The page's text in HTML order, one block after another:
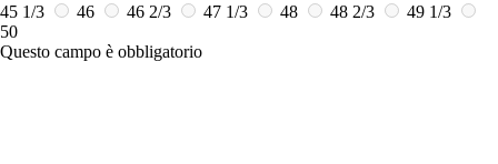
45 1/3
46 46 2/3 47 1/3 48 48 2/3
49 1/3
50
Questo campo è obbligatorio